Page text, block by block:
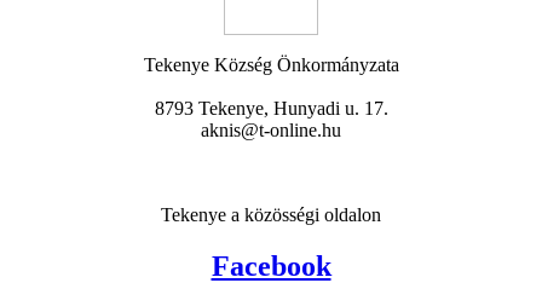
Tekenye Község Önkormányzata
8793 Tekenye, Hunyadi u. 17.
aknis@t-online.hu
Tekenye a közösségi oldalon
Facebook